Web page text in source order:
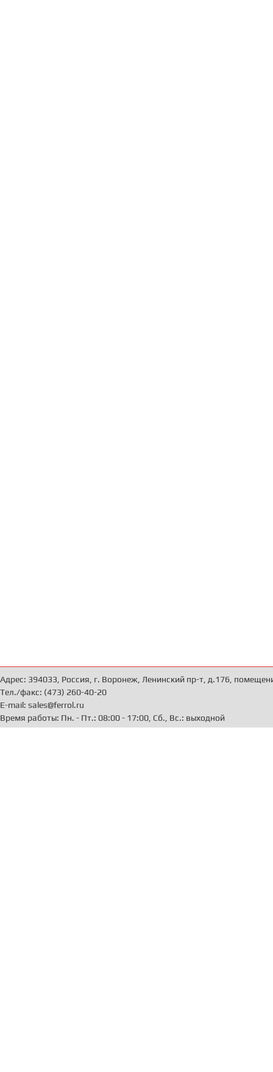
Адрес: 394033, Россия, г. Воронеж, Ленинский пр-т, д.176,
Тел./факс: (473) 260-40-20
E-mail: sales@ferrol.ru
Время работы: Пн. - Пт.: 08:00 - 17:00, Сб., Вс.: выходной